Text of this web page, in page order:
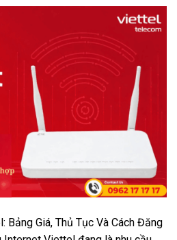
Giá, Thủ Tục Và Cách Đăng